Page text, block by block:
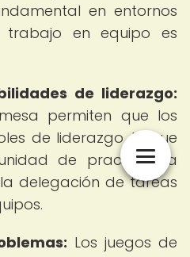
en entornos
en equipo es
de liderazgo:
permiten que los
de liderazgo, lo que
de practicar la
delegación de tareas
Los juegos de